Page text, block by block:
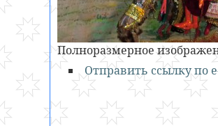
Полноразмерное
Отправить ссылку по